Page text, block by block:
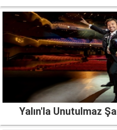
Yalın'la Unutulmaz